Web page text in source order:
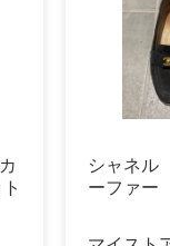
シャネル
ーファー